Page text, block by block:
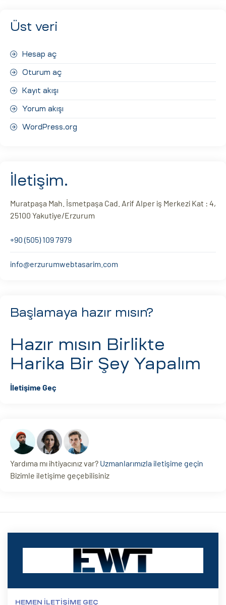
Üst veri
Hesap aç
Oturum aç
Kayıt akışı
Yorum akışı
WordPress.org
İletişim.
Muratpaşa Mah. İsmetpaşa Cad. Arif Alper iş Merkezi Kat : 4,
25100 Yakutiye/Erzurum
+90 (505) 109 7979
info@erzurumwebtasarim.com
Başlamaya hazır mısın?
Hazır mısın Birlikte
Harika Bir Şey Yapalım
İletişime Geç
Yardıma mı ihtiyacınız var? Uzmanlarımızla iletişime geçin
Bizimle iletişime geçebilisiniz
HEMEN İLETIŞIME GEÇ